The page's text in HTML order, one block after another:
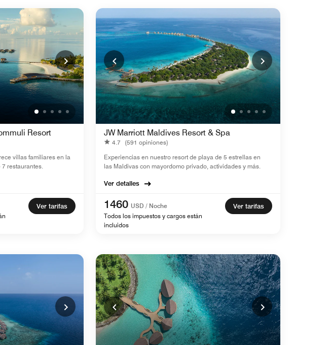
Resort
villas familiares en la
restaurantes.
Ver tarifas
JW Marriott Maldives Resort & Spa
4.7 (591 opiniones)
Experiencias en nuestro resort de playa de 5 estrellas en
las Maldivas con mayordomo privado, actividades y más.
Ver detalles
1460 USD / Noche
Todos los impuestos y cargos están
incluidos
Ver tarifas